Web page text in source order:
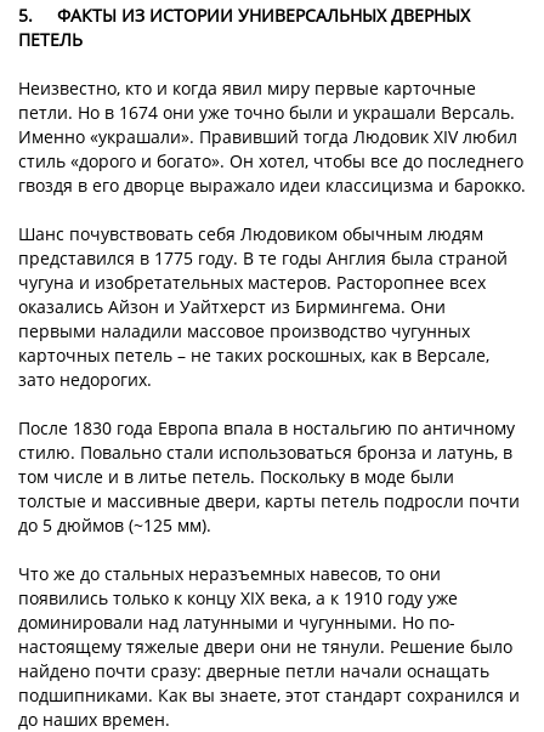
5.
ФАКТЫ ИЗ ИСТОРИИ УНИВЕРСАЛЬНЫХ ДВЕРНЫХ
ПЕТЕЛЬ
Неизвестно, кто и когда явил миру первые карточные
петли. Но в 1674 они уже точно были и украшали Версаль.
Именно «украшали». Правивший тогда Людовик XIV любил
стиль «дорого и богато». Он хотел, чтобы все до последнего
гвоздя в его дворце выражало идеи классицизма и барокко.
Шанс почувствовать себя Людовиком обычным людям
представился в 1775 году. В те годы Англия была страной
чугуна и изобретательных мастеров. Расторопнее всех
оказались Айзон и Уайтхерст из Бирмингема. Они
первыми наладили массовое производство чугунных
карточных петель – не таких роскошных, как в Версале,
зато недорогих.
После 1830 года Европа впала в ностальгию по античному
стилю. Повально стали использоваться бронза и латунь, в
том числе и в литье петель. Поскольку в моде были
толстые и массивные двери, карты петель подросли почти
до 5 дюймов (~125 мм).
Что же до стальных неразъемных навесов, то они
появились только к концу XIX века, а к 1910 году уже
доминировали над латунными и чугунными. Но по-
настоящему тяжелые двери они не тянули. Решение было
найдено почти сразу: дверные петли начали оснащать
подшипниками. Как вы знаете, этот стандарт сохранился и
до наших времен.